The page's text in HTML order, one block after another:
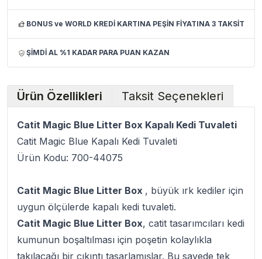
BONUS ve WORLD KREDİ KARTINA PEŞİN FİYATINA 3 TAKSİT
ŞİMDİ AL %1 KADAR PARA PUAN KAZAN
Ürün Özellikleri Taksit Seçenekleri
Catit Magic Blue Litter Box Kapalı Kedi Tuvaleti
Catit Magic Blue Kapalı Kedi Tuvaleti
Ürün Kodu: 700-44075
Catit Magic Blue Litter Box , büyük ırk kediler için
uygun ölçülerde kapalı kedi tuvaleti.
Catit Magic Blue Litter Box, catit tasarımcıları kedi
kumunun boşaltılması için poşetin kolaylıkla
takılacağı bir çıkıntı tasarlamışlar. Bu sayede tek